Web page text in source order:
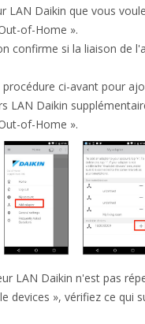
LAN Daikin que vous
of-Home ».
confirme si la liaison de
procédure ci-avant pour
LAN Daikin
of-Home ».
LAN Daikin n'est pas
devices », vérifiez ce qui